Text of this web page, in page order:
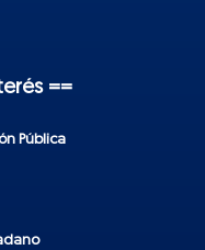
==
Pública